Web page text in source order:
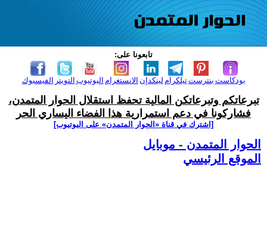
تابعونا على:
الفيسبوك التويتر اليوتيوب الانستغرام لينكدإن تيلكرامبنترست بودكاست
تبرعاتكم وتبرعاتكن المالية تحفظ استقلال الحوار المتمدن،
فشاركونا في دعم استمرارية هذا الفضاء اليساري الحر
[اشترك في قناة ‫«الحوار المتمدن» على اليوتيوب]
الحوار المتمدن - موبايل
الموقع الرئيسي